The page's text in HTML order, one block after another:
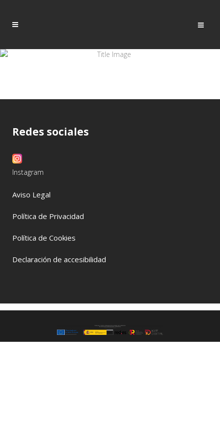
Redes sociales
Instagram
Aviso Legal
Política de Privacidad
Política de Cookies
Declaración de accesibilidad